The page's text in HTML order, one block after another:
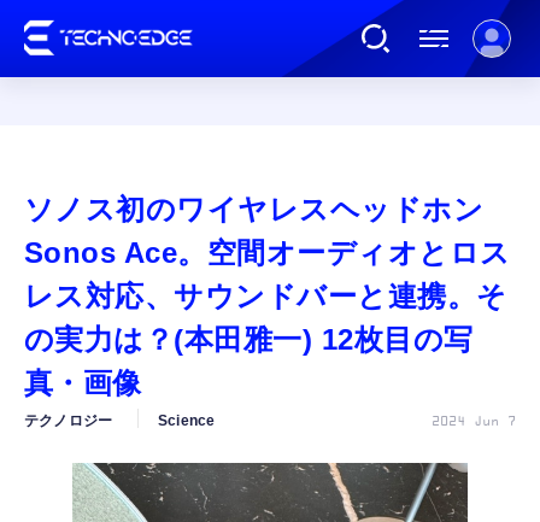
AI
ガジェット
カルチャー
ソノス初のワイヤレスヘッドホン
Sonos Ace。空間オーディオとロス
レス対応、サウンドバーと連携。そ
の実力は？(本田雅一) 12枚目の写
真・画像
テクノロジー Science 2024 Jun 7